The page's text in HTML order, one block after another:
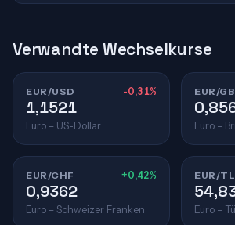
Verwandte Wechselkurse
EUR/USD -0,31%
1,1521
Euro – US-Dollar
EUR/
Euro –
EUR/CHF +0,42%
0,9362
Euro – Schweizer Franken
EUR/TL
Euro –